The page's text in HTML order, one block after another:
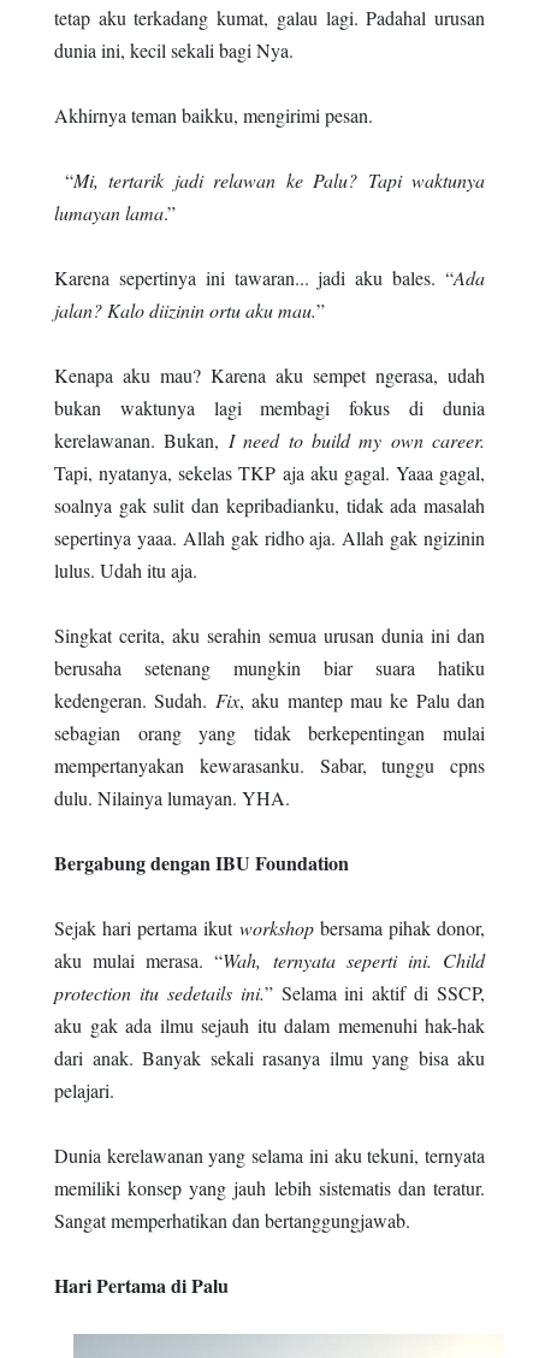
tetap aku terkadang kumat, galau lagi. Padahal urusan
dunia ini, kecil sekali bagi Nya.
Akhirnya teman baikku, mengirimi pesan.
“Mi, tertarik jadi relawan ke Palu? Tapi waktunya
lumayan lama.”
Karena sepertinya ini tawaran... jadi aku bales. “Ada
jalan? Kalo diizinin ortu aku mau.”
Kenapa aku mau? Karena aku sempet ngerasa, udah
bukan waktunya lagi membagi fokus di dunia
kerelawanan. Bukan, I need to build my own career.
Tapi, nyatanya, sekelas TKP aja aku gagal. Yaaa gagal,
soalnya gak sulit dan kepribadianku, tidak ada masalah
sepertinya yaaa. Allah gak ridho aja. Allah gak ngizinin
lulus. Udah itu aja.
Singkat cerita, aku serahin semua urusan dunia ini dan
berusaha setenang mungkin biar suara hatiku
kedengeran. Sudah. Fix, aku mantep mau ke Palu dan
sebagian orang yang tidak berkepentingan mulai
mempertanyakan kewarasanku. Sabar, tunggu cpns
dulu. Nilainya lumayan. YHA.
Bergabung dengan IBU Foundation
Sejak hari pertama ikut workshopbersama pihak donor,
aku mulai merasa. “Wah, ternyata seperti ini. Child
protection itu sedetails ini.” Selama ini aktif di SSCP,
aku gak ada ilmu sejauh itu dalam memenuhi hak-hak
dari anak. Banyak sekali rasanya ilmu yang bisa aku
pelajari.
Dunia kerelawanan yang selama ini aku tekuni, ternyata
memiliki konsep yang jauh lebih sistematis dan teratur.
Sangat memperhatikan dan bertanggungjawab.
Hari Pertama di Palu